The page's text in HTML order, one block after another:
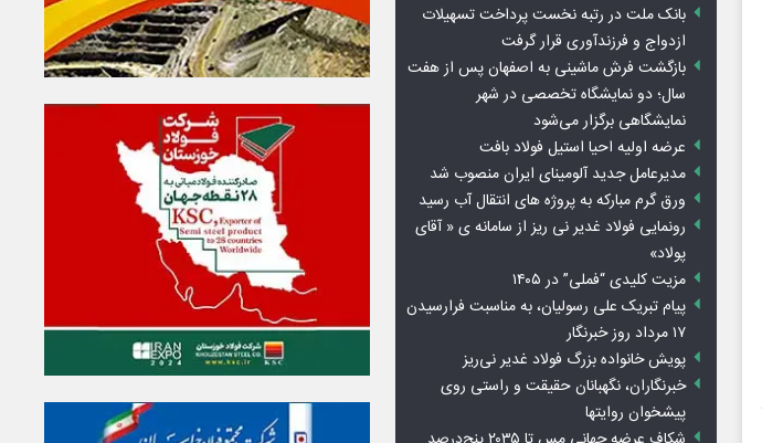
بانک ملت در رتبه نخست پرداخت تسهیلات
ازدواج و فرزندآوری قرار گرفت
بازگشت فرش ماشینی به اصفهان پس از هفت
سال؛ دو نمایشگاه تخصصی در شهر
نمایشگاهی برگزار می‌شود
عرضه اولیه احیا استیل فولاد بافت
مدیرعامل جدید آلومینای ایران منصوب شد
ورق گرم مبارکه به پروژه های انتقال آب رسید
رونمایی فولاد غدیر نی ریز از سامانه ی « آقای
پولاد»
مزیت کلیدی “فملی” در ۱۴۰۵
پیام تبریک علی رسولیان، به مناسبت فرارسیدن
۱۷ مرداد روز خبرنگار
پویش خانواده بزرگ فولاد غدیر نی‌ریز
خبرنگاران، نگهبانان حقیقت و راستی روی
پیشخوان روایت­ها